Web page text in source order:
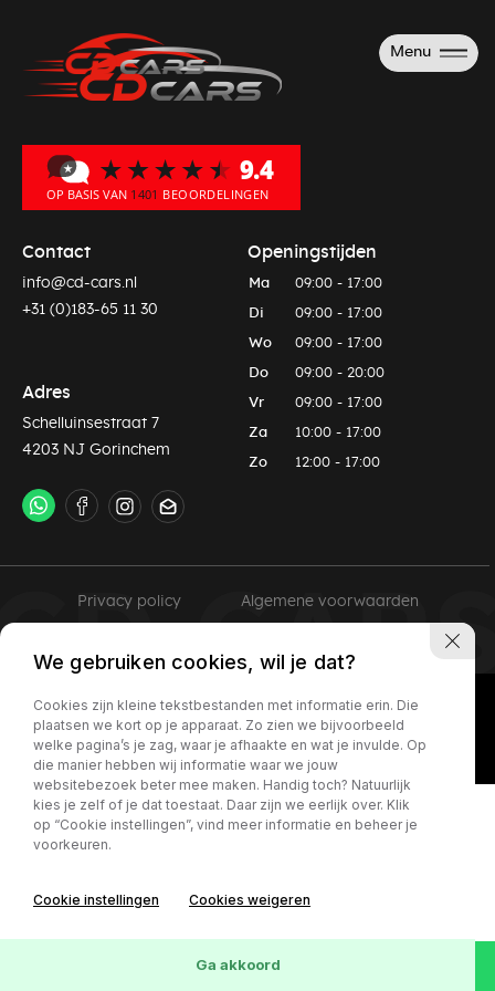
Menu
Contact
info@cd-cars.nl
+31 (0)183-65 11 30
Adres
Schelluinsestraat 7
4203 NJ Gorinchem
Openingstijden
Ma 09:00 - 17:00
Di 09:00 - 17:00
Wo 09:00 - 17:00
Do 09:00 - 20:00
Vr 09:00 - 17:00
Za 10:00 - 17:00
Zo 12:00 - 17:00
Privacy policy Algemene voorwaarden
We gebruiken cookies, wil je dat?
Cookies zijn kleine tekstbestanden met informatie erin. Die
plaatsen we kort op je apparaat. Zo zien we bijvoorbeeld
welke pagina’s je zag, waar je afhaakte en wat je invulde. Op
die manier hebben wij informatie waar we jouw
websitebezoek beter mee maken. Handig toch? Natuurlijk
kies je zelf of je dat toestaat. Daar zijn we eerlijk over. Klik
op “Cookie instellingen”, vind meer informatie en beheer je
voorkeuren.
Cookie instellingen Cookies weigeren
Ga akkoord